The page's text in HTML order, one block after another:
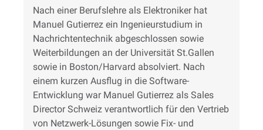
Nach einer Berufslehre als Elektroniker hat
Manuel Gutierrez ein Ingenieurstudium in
Nachrichtentechnik abgeschlossen sowie
Weiterbildungen an der Universität St.Gallen
sowie in Boston/Harvard absolviert. Nach
einem kurzen Ausflug in die Software-
Entwicklung war Manuel Gutierrez als Sales
Director Schweiz verantwortlich für den Vertrieb
von Netzwerk-Lösungen sowie Fix- und